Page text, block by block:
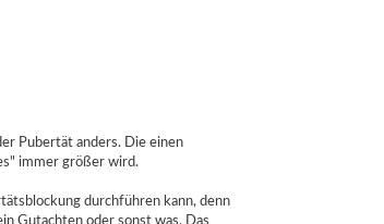
Pubertät anders. Die einen
immer größer wird.
durchführen kann, denn